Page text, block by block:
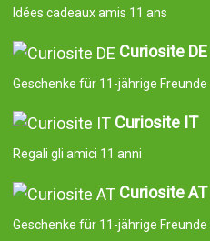
Idées cadeaux amis 11 ans
Curiosite DE
Geschenke für 11-jährige Freunde
Curiosite IT
Regali gli amici 11 anni
Curiosite AT
Geschenke für 11-jährige Freunde